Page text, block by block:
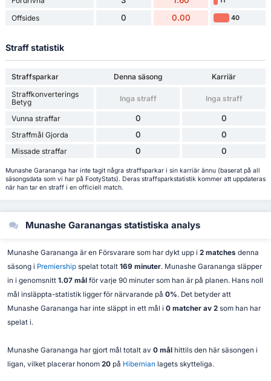
Offsides 0 0.00 40
Straff statistik
Straffsparkar Denna säsong
Karriär
Straffkonverterings
Betyg
Inga straff Inga straff
Vunna straffar 0 0
Straffmål Gjorda 0 0
Missade straffar 0 0
Munashe Garananga har inte tagit några straffsparkar i sin karriär ännu (baserat på all
säsongsdata som vi har på FootyStats). Deras straffsparkstatistik kommer att uppdateras
när han tar en straff i en officiell match.
Munashe Garanangas statistiska analys
Munashe Garananga är en Försvarare som har dykt upp i 2 matches denna
säsong i Premiershipspelat totalt 169 minuter. Munashe Garananga släpper
in i genomsnitt 1.07 mål för varje 90 minuter som han är på planen. Hans noll
mål insläppta-statistik ligger för närvarande på 0%. Det betyder att
Munashe Garananga har inte släppt in ett mål i 0 matcher av 2som han har
spelat i.
Munashe Garananga har gjort mål totalt av 0 mål hittils den här säsongen i
ligan, vilket placerar honom 20på Hibernian lagets skytteliga.